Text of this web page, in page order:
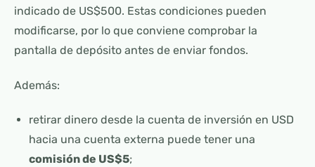
indicado de US$500. Estas condiciones pueden
modificarse, por lo que conviene comprobar la
pantalla de depósito antes de enviar fondos.
Además:
retirar dinero desde la cuenta de inversión en USD
hacia una cuenta externa puede tener una
comisión de US$5;